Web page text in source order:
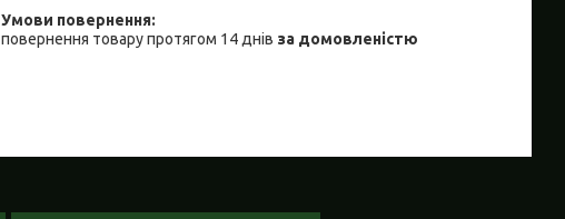
повернення товару протягом 14 днів за домовленістю